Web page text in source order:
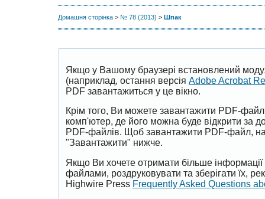
Домашня сторінка > № 78 (2013) > Шпак
Якщо у Вашому браузері встановлений
(наприклад, остання версія Adobe Acrobat
PDF завантажиться у це вікно.
Крім того, Ви можете завантажити PDF-
комп'ютер, де його можна буде відкрити за
PDF-файлів. Щоб завантажити PDF-файл,
"Завантажити" нижче.
Якщо Ви хочете отримати більше
файлами, роздруковувати та зберігати їх,
Highwire Press Frequently Asked Questions